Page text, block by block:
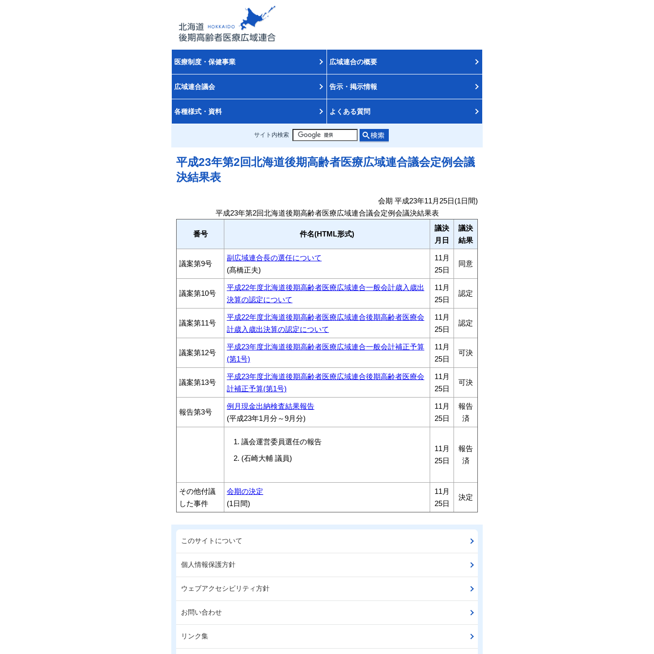
医療制度・保健事業 広域連合の概要
広域連合議会 告示・掲示情報
各種様式・資料 よくある質問
サイト内検索
平成23年第2回北海道後期高齢者医療広域連合議会定例会議
決結果表
会期 平成23年11月25日(1日間)
平成23年第2回北海道後期高齢者医療広域連合議会定例会議決結果表
番号 件名(HTML形式)
議決
月日
議決
結果
議案第9号
副広域連合長の選任について
(髙橋正夫)
11月
25日
同意
議案第10号
平成22年度北海道後期高齢者医療広域連合一般会計歳入歳出
決算の認定について
11月
25日
認定
議案第11号
平成22年度北海道後期高齢者医療広域連合後期高齢者医療会
計歳入歳出決算の認定について
11月
25日
認定
議案第12号
平成23年度北海道後期高齢者医療広域連合一般会計補正予算
(第1号)
11月
25日
可決
議案第13号
平成23年度北海道後期高齢者医療広域連合後期高齢者医療会
計補正予算(第1号)
11月
25日
可決
報告第3号
例月現金出納検査結果報告
(平成23年1月分～9月分)
11月
25日
報告
済
議会運営委員選任の報告
(石崎大輔 議員)
11月
25日
報告
済
その他付議
した事件
会期の決定
(1日間)
11月
25日
決定
このサイトについて
個人情報保護方針
ウェブアクセシビリティ方針
お問い合わせ
リンク集